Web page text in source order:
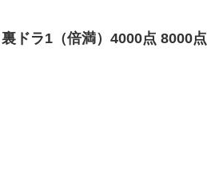
ドラ1（倍満）4000点 8000点